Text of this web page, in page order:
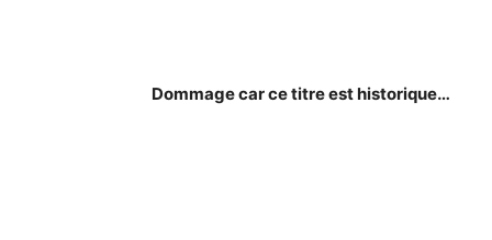
Dommage car ce titre est historique…